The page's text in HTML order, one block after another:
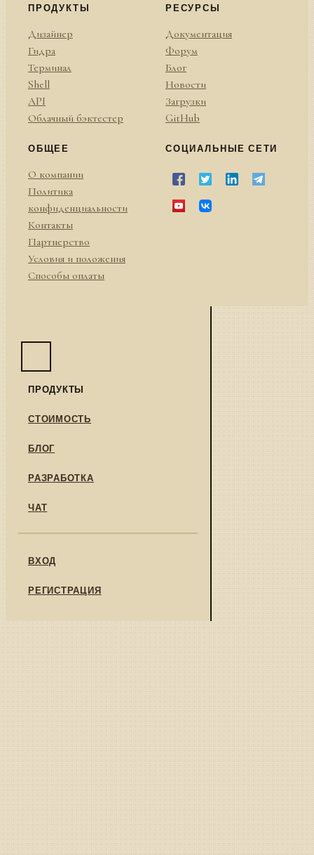
ПРОДУКТЫ
Дизайнер
Гидра
Терминал
Shell
API
Облачный бэктестер
РЕСУРСЫ
Документация
Форум
Блог
Новости
Загрузки
GitHub
ОБЩЕЕ
О компании
Политика
конфиденциальности
Контакты
Партнерство
Условия и положения
Способы оплаты
СОЦИАЛЬНЫЕ СЕТИ
ПРОДУКТЫ
СТОИМОСТЬ
БЛОГ
РАЗРАБОТКА
ЧАТ
ВХОД
РЕГИСТРАЦИЯ